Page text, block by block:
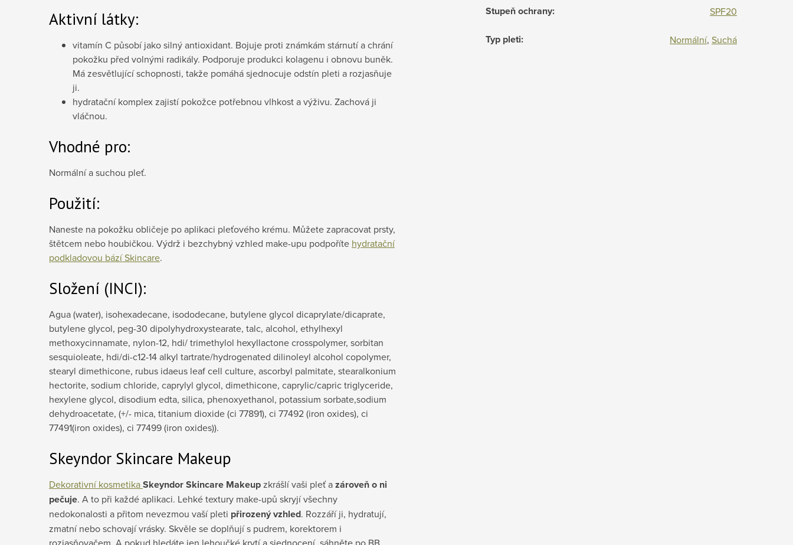
Aktivní látky:
vitamín C působí jako silný antioxidant. Bojuje proti známkám stárnutí a chrání
pokožku před volnými radikály. Podporuje produkci kolagenu i obnovu buněk.
Má zesvětlující schopnosti, takže pomáhá sjednocuje odstín pleti a rozjasňuje
ji.
hydratační komplex zajistí pokožce potřebnou vlhkost a výživu. Zachová ji
vláčnou.
Vhodné pro:
Normální a suchou pleť.
Použití:
Naneste na pokožku obličeje po aplikaci pleťového krému. Můžete zapracovat prsty,
štětcem nebo houbičkou. Výdrž i bezchybný vzhled make-upu podpoříte hydratační
podkladovou bází Skincare.
Složení (INCI):
Agua (water), isohexadecane, isododecane, butylene glycol dicaprylate/dicaprate,
butylene glycol, peg-30 dipolyhydroxystearate, talc, alcohol, ethylhexyl
methoxycinnamate, nylon-12, hdi/ trimethylol hexyllactone crosspolymer, sorbitan
sesquioleate, hdi/di-c12-14 alkyl tartrate/hydrogenated dilinoleyl alcohol copolymer,
stearyl dimethicone, rubus idaeus leaf cell culture, ascorbyl palmitate, stearalkonium
hectorite, sodium chloride, caprylyl glycol, dimethicone, caprylic/capric triglyceride,
hexylene glycol, disodium edta, silica, phenoxyethanol, potassium sorbate,sodium
dehydroacetate, (+/- mica, titanium dioxide (ci 77891), ci 77492 (iron oxides), ci
77491(iron oxides), ci 77499 (iron oxides)).
Skeyndor Skincare Makeup
Dekorativní kosmetikaSkeyndor Skincare Makeupzkrášlí vaši pleť azároveň o ni
pečuje. A to při každé aplikaci. Lehké textury make-upů skryjí všechny
nedokonalosti a přitom nevezmou vaší pleti přirozený vzhled. Rozzáří ji, hydratují,
zmatní nebo schovají vrásky. Skvěle se doplňují s pudrem, korektorem i
Stupeň ochrany: SPF20
Typ pleti: Normální, Suchá